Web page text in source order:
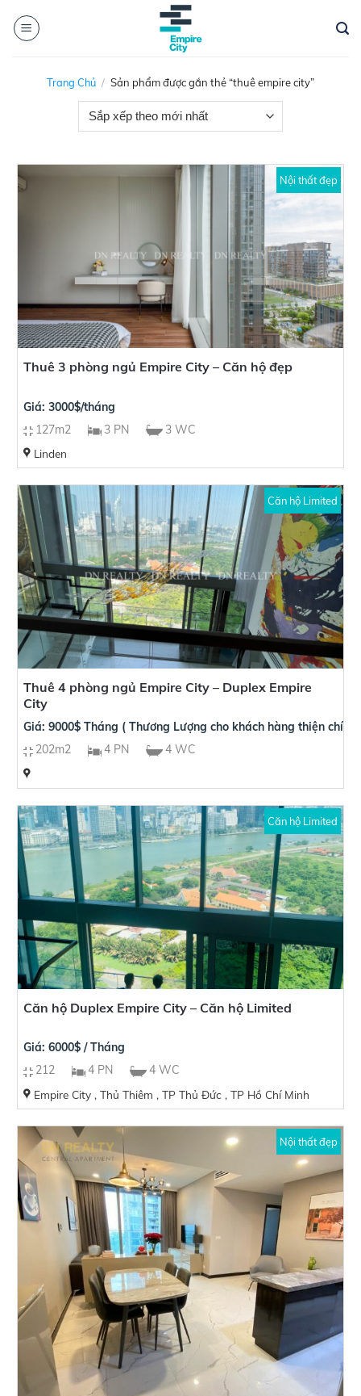
Trang Chủ / Sản phẩm được gắn thẻ “thuê empire city”
Nội thất đẹp
Thuê 3 phòng ngủ Empire City – Căn hộ đẹp
Giá: 3000$/tháng
127m2
3 PN 3 WC
Linden
Căn hộ Limited
Thuê 4 phòng ngủ Empire City – Duplex Empire
City
Giá: 9000$ Tháng ( Thương Lượng cho khách hàng thiện chí )
202m2
4 PN 4 WC
Căn hộ Limited
Căn hộ Duplex Empire City – Căn hộ Limited
Giá: 6000$ / Tháng
212
4 PN 4 WC
Empire City , Thủ Thiêm , TP Thủ Đức , TP Hồ Chí Minh
Nội thất đẹp